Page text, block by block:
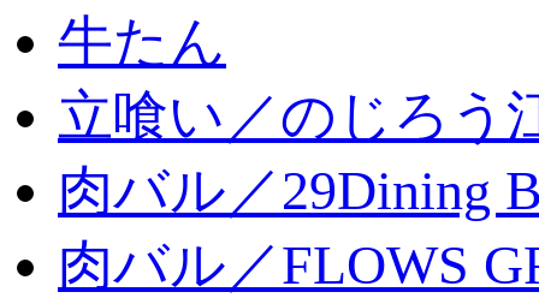
牛たん
立喰い／のじろう
肉バル／29Dining
肉バル／FLOWS